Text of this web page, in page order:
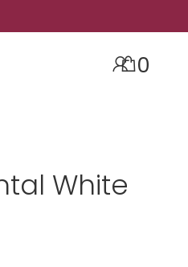
0
White